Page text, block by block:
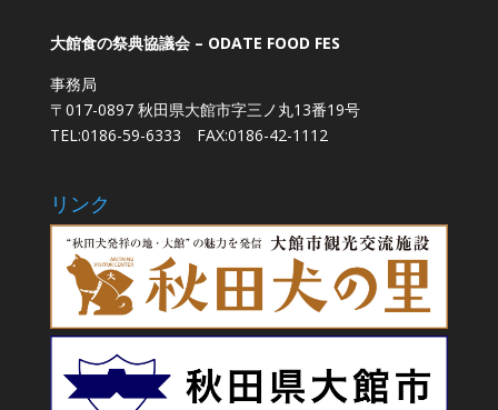
大館食の祭典協議会 – ODATE FOOD FES
事務局
〒017-0897 秋田県大館市字三ノ丸13番19号
TEL:0186-59-6333 FAX:0186-42-1112
リンク